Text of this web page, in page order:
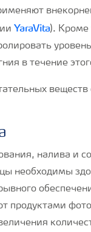
YaraVita). Кроме
в течение
налива и
необходимы
продуктами